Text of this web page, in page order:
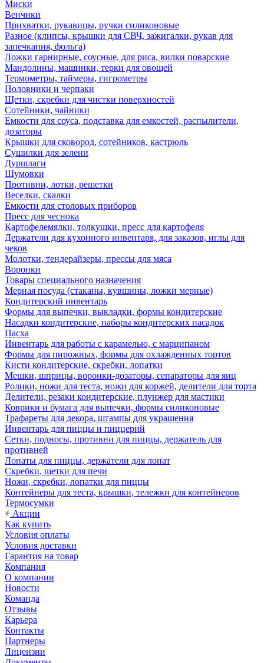
Миски
Венчики
Прихватки, рукавицы, ручки силиконовые
Разное (клипсы, крышки для СВЧ, зажигалки, рукав для
запечкания, фольга)
Ложки гарнирные, соусные, для риса, вилки поварские
Мандолины, машинки, терки для овощей
Термометры, таймеры, гигрометры
Половники и черпаки
Щетки, скребки для чистки поверхностей
Сотейники, чайники
Емкости для соуса, подставка для емкостей, распылители,
дозаторы
Крышки для сковород, сотейников, кастрюль
Сушилки для зелени
Дуршлаги
Шумовки
Противни, лотки, решетки
Веселки, скалки
Емкости для столовых приборов
Пресс для чеснока
Картофелемялки, толкушки, пресс для картофеля
Держатели для кухонного инвентаря, для заказов, иглы для
чеков
Молотки, тендерайзеры, прессы для мяса
Воронки
Товары специального назначения
Мерная посуда (стаканы, кувшины, ложки мерные)
Кондитерский инвентарь
Формы для выпечки, выкладки, формы кондитерские
Насадки кондитерские, наборы кондитерских насадок
Пасха
Инвентарь для работы с карамелью, с марципаном
Формы для пирожных, формы для охлажденных тортов
Кисти кондитерские, скребки, лопатки
Мешки, шприцы, воронки-дозаторы, сепараторы для яиц
Ролики, ножи для теста, ножи для коржей, делители для торта
Делители, резаки кондитерские, плунжер для мастики
Коврики и бумага для выпечки, формы силиконовые
Трафареты для декора, штампы для украшения
Инвентарь для пиццы и пиццерий
Сетки, подносы, противни для пиццы, держатель для
противней
Лопаты для пиццы, держатели для лопат
Скребки, щетки для печи
Ножи, скребки, лопатки для пиццы
Контейнеры для теста, крышки, тележки для контейнеров
Термосумки
Акции
Как купить
Условия оплаты
Условия доставки
Гарантия на товар
Компания
О компании
Новости
Команда
Отзывы
Карьера
Контакты
Партнеры
Лицензии